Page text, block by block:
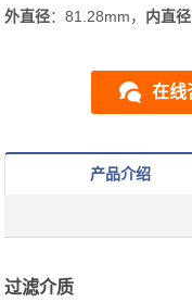
外直径：81.28mm， 内直径
在线
产品介绍
过滤介质